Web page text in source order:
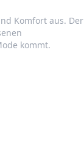
Komfort aus. Der
kommt.